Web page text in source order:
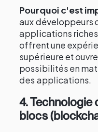
Pourquoi c'est
aux développeurs
applications
offrent une
supérieure et
possibilités en
des applications.
4.Technologie
blocs